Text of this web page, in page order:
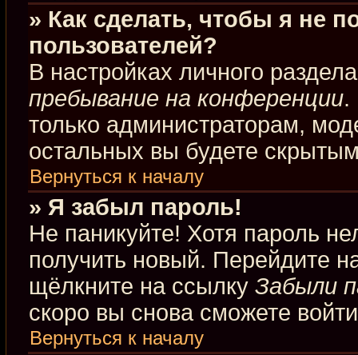
» Как сделать, чтобы я не
пользователей?
В настройках личного
пребывание на конференции.
только администраторам,
остальных вы будете
Вернуться к началу
» Я забыл пароль!
Не паникуйте! Хотя пароль
получить новый. Перейдите
щёлкните на ссылку Забыли
скоро вы снова сможете
Вернуться к началу